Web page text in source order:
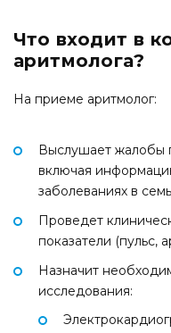
Что входит в
аритмолога?
На приеме аритмолог:
Выслушает жалобы
включая
заболеваниях в
Проведет
показатели (пульс,
Назначит
исследования: